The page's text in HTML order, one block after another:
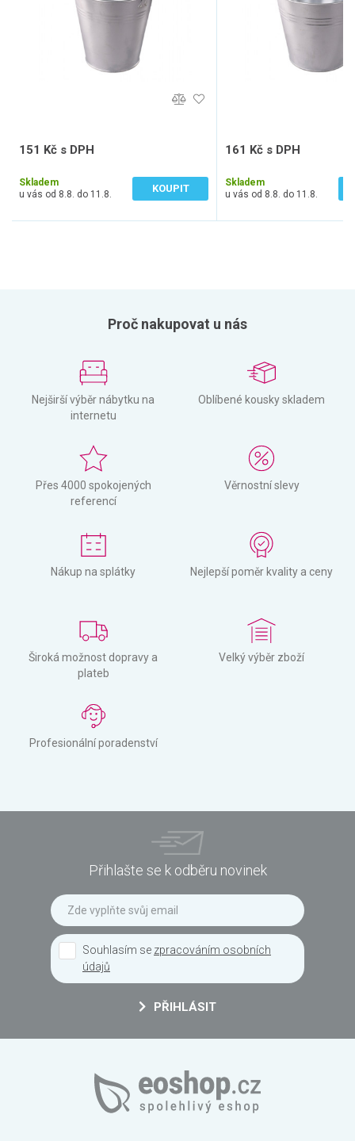
151 Kč s DPH
Skladem
u vás od 8.8. do 11.8.
KOUPIT
161 Kč s DPH
Skladem
u vás od 8.8. do 11.8.
Proč nakupovat u nás
Nejširší výběr nábytku na
internetu
Oblíbené kousky skladem
Přes 4000 spokojených
referencí
Věrnostní slevy
Nákup na splátky Nejlepší poměr kvality a ceny
Široká možnost dopravy a
plateb
Velký výběr zboží
Profesionální poradenství
Přihlašte se k odběru novinek
Souhlasím se zpracováním osobních
údajů
PŘIHLÁSIT